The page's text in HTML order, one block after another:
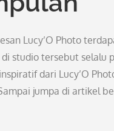
Lucy’O Photo
studio tersebut selalu
dari Lucy’O
jumpa di artikel